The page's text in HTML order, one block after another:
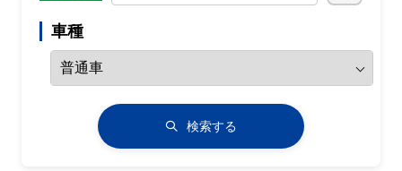
車種
検索する